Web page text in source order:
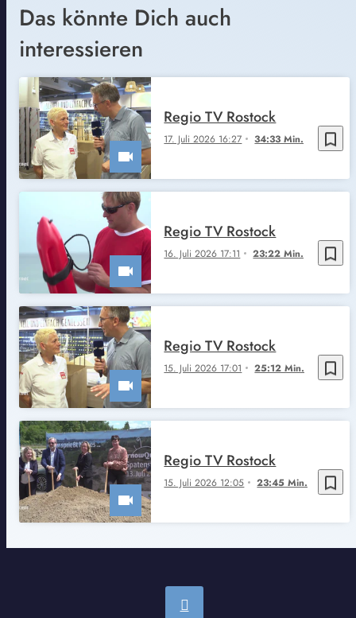
Das könnte Dich auch
interessieren
bookmark_border
17. Juli 2026 16:27 34:33 Min.
Regio TV Rostock
bookmark_border
16. Juli 2026 17:11 23:22 Min.
Regio TV Rostock
bookmark_border
15. Juli 2026 17:01 25:12 Min.
Regio TV Rostock
bookmark_border
15. Juli 2026 12:05 23:45 Min.
Regio TV Rostock